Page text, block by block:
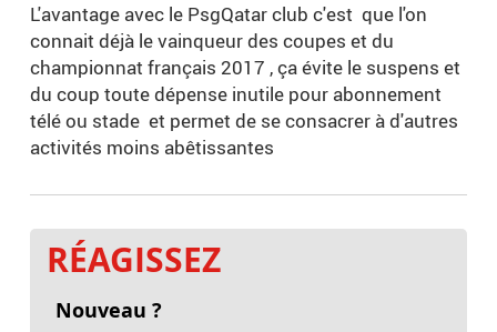
L'avantage avec le PsgQatar club c'est que l'on
connait déjà le vainqueur des coupes et du
championnat français 2017 , ça évite le suspens et
du coup toute dépense inutile pour abonnement
télé ou stade et permet de se consacrer à d'autres
activités moins abêtissantes
RÉAGISSEZ
Nouveau ?